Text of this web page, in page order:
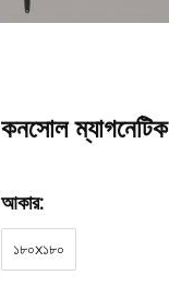
কনসোল ম্যাগনেটিক
আকার:
১৮০x১৮০